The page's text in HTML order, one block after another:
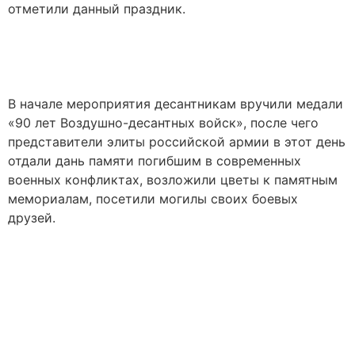
отметили данный праздник.
В начале мероприятия десантникам вручили медали
«90 лет Воздушно-десантных войск», после чего
представители элиты российской армии в этот день
отдали дань памяти погибшим в современных
военных конфликтах, возложили цветы к памятным
мемориалам, посетили могилы своих боевых
друзей.